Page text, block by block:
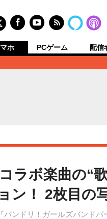
ホ PCゲーム 配信
ラボ楽曲の
ン！ 2枚目の
ンドリ！ガールズバンド